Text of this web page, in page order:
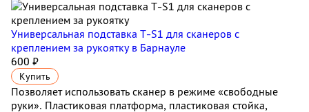
Универсальная подставка T-S1 для сканеров с
креплением за рукоятку в Барнауле
600 ₽
Купить
Позволяет использовать сканер в режиме «свободные
руки». Пластиковая платформа, пластиковая стойка,